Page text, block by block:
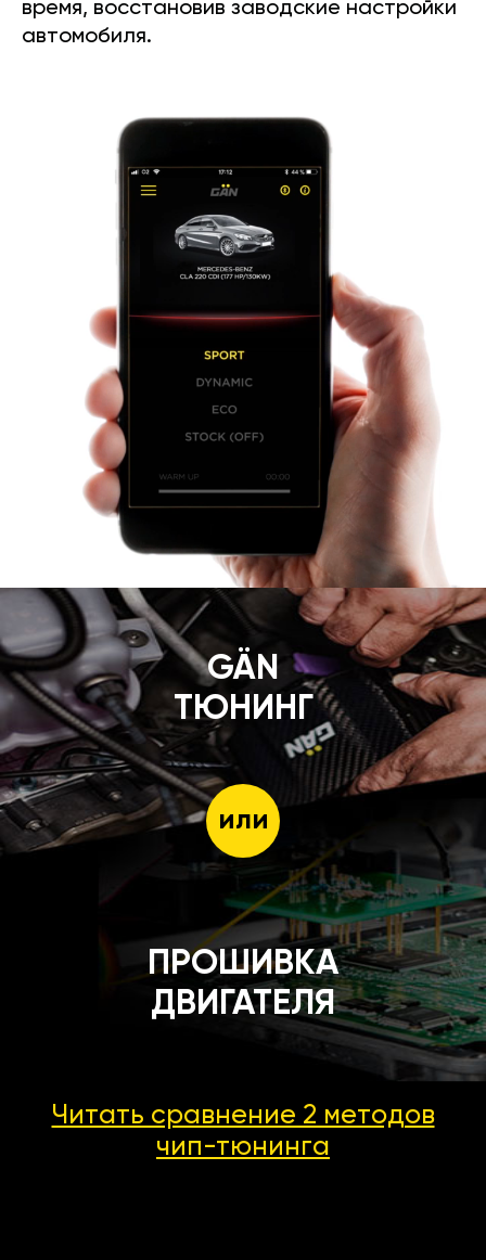
время, восстановив заводские настройки
автомобиля.
GÄN
ТЮНИНГ
или
ПРОШИВКА
ДВИГАТЕЛЯ
Читать сравнение 2 методов
чип-тюнинга